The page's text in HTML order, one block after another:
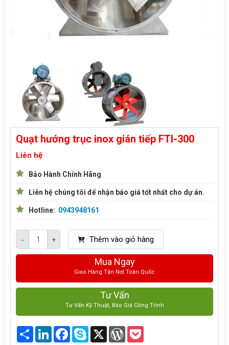
Quạt hướng trục inox gián tiếp FTI-300
Liên hệ
Bảo Hành Chính Hãng
Liên hệ chúng tôi để nhận báo giá tốt nhất cho dự án.
Hotline: 0943948161
- + Thêm vào giỏ hàng
Mua Ngay
Giao Hàng Tận Nơi Toàn Quốc
Tư Vấn
Tư Vấn Kỹ Thuật, Báo Giá Công Trình
Share LinkedInFacebook
Skype X WordPress